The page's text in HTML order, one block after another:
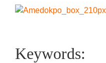
Keywords: